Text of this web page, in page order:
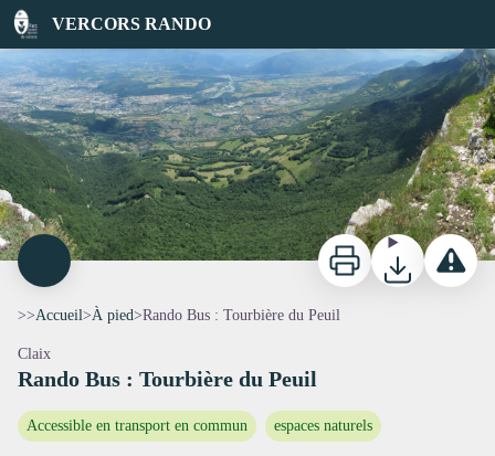
VERCORS RANDO
Rando Bus : Tourbière du Peuil
ImprimerTéléchargerSignaler
>>Accueil>À pied>Rando Bus : Tourbière du Peuil
Claix
Rando Bus : Tourbière du Peuil
Accessible en transport en commun espaces naturels